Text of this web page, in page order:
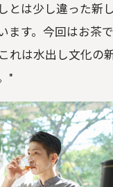
とは少し違った新
ます。今回はお茶
れは水出し文化の
"